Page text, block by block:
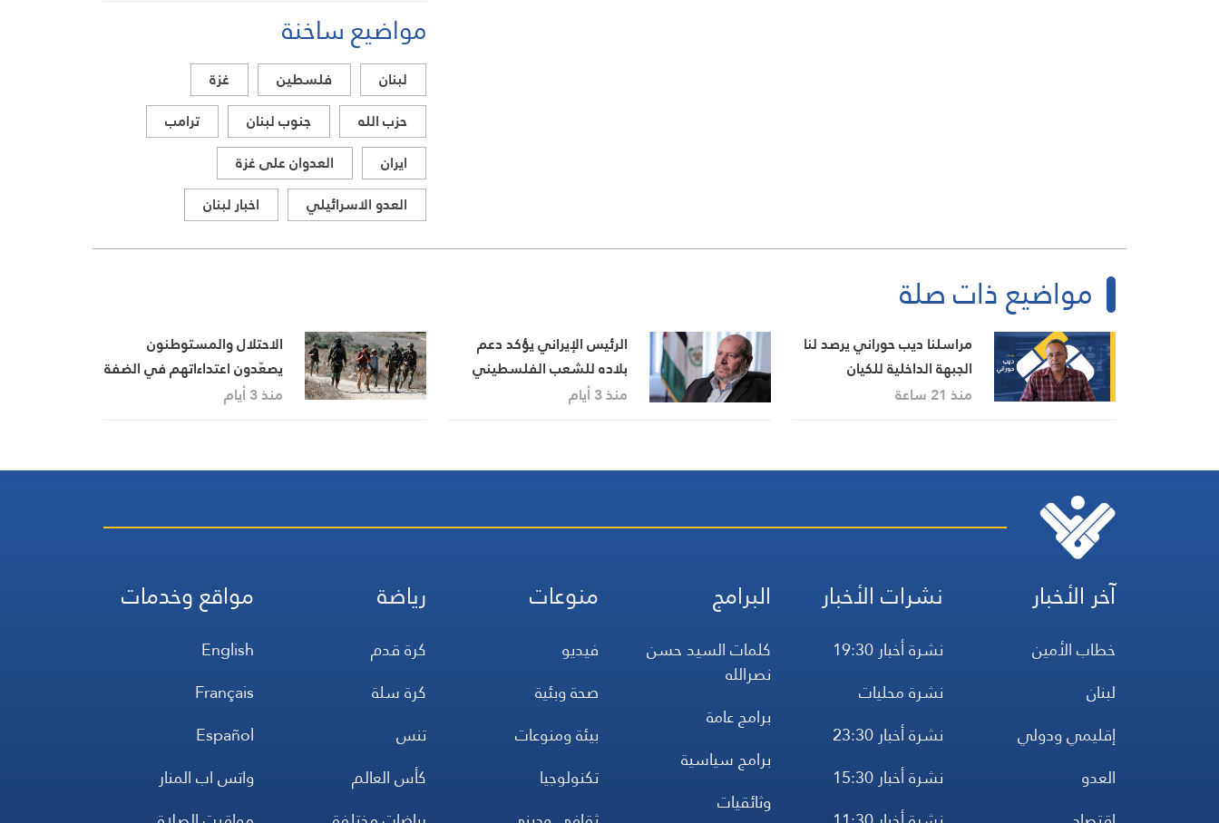
مواضيع ساخنة
لبنان فلسطين
غزة
حزب الله
جنوب لبنان
ترامب
ايران
العدوان على غزة
العدو الاسرائيلي
اخبار لبنان
مواضيع ذات صلة
مراسلنا ديب حوراني يرصد لنا
الجبهة الداخلية للكيان
منذ 21 ساعة
الرئيس الإيراني يؤكد دعم
بلاده للشعب الفلسطيني
في اتصال مع خليل الحية
منذ 3 أيام
الاحتلال والمستوطنون
يصعّدون اعتداءاتهم في الضفة
الغربية باقتحامات واعتقالات
منذ 3 أيام
آخر الأخبار
خطاب الأمين
لبنان
إقليمي ودولي
العدو
نشرات الأخبار
نشرة أخبار 19:30
نشرة محليات
نشرة أخبار 23:30
نشرة أخبار 15:30
البرامج
كلمات السيد حسن
نصرالله
برامج عامة
برامج سياسية
وثائقيات
منوعات
فيديو
صحة وبئية
بيئة ومنوعات
تكنولوجيا
رياضة
كرة قدم
كرة سلة
تنس
كأس العالم
مواقع وخدمات
English
Français
Español
واتس اب المنار